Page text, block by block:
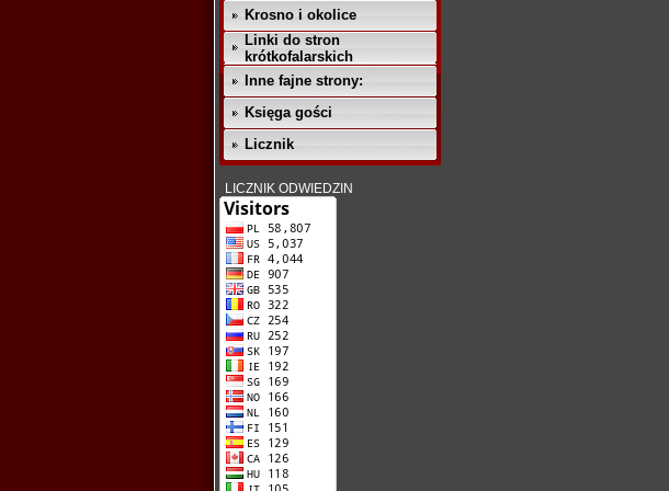
Krosno i okolice
Linki do stron
krótkofalarskich
Inne fajne strony:
Księga gości
Licznik
LICZNIK ODWIEDZIN